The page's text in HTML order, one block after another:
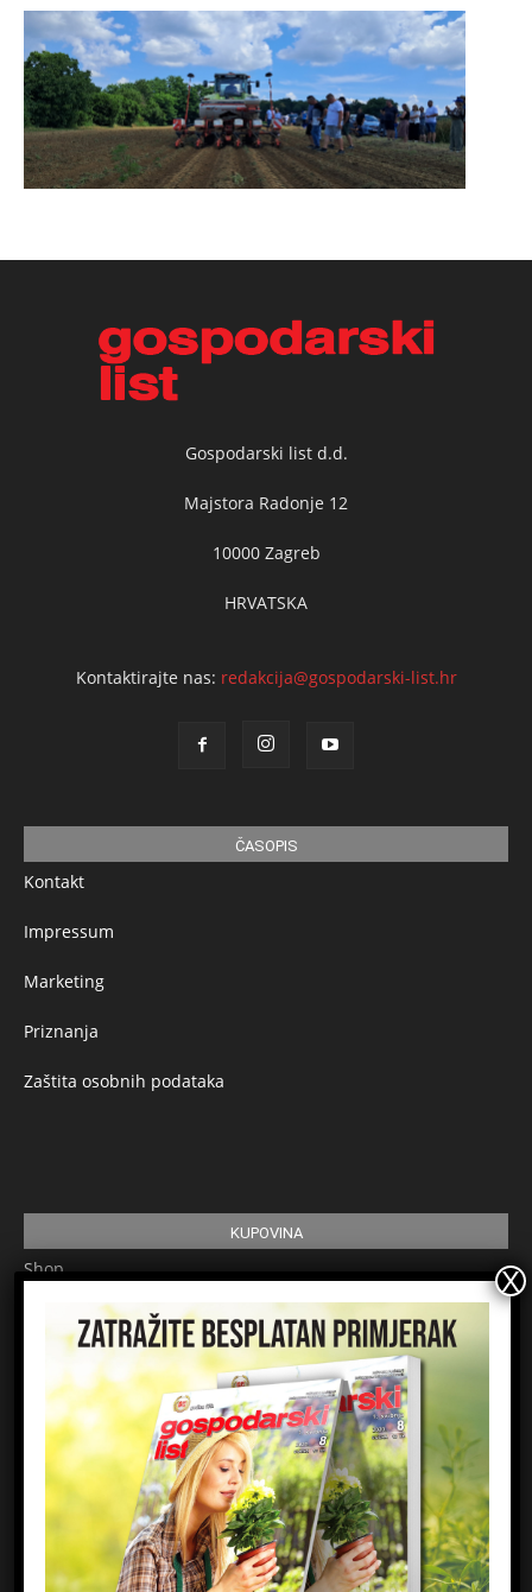
Gospodarski list d.d.
Majstora Radonje 12
10000 Zagreb
HRVATSKA
Kontaktirajte nas: redakcija@gospodarski-list.hr
ČASOPIS
Kontakt
Impressum
Marketing
Priznanja
Zaštita osobnih podataka
KUPOVINA
Shop
Pretplata
Uvjeti korištenja
Prijavite se na newsletter
Email